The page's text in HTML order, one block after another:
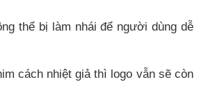
thể bị làm nhái để người dùng dễ
cách nhiệt giả thì logo vẫn sẽ còn